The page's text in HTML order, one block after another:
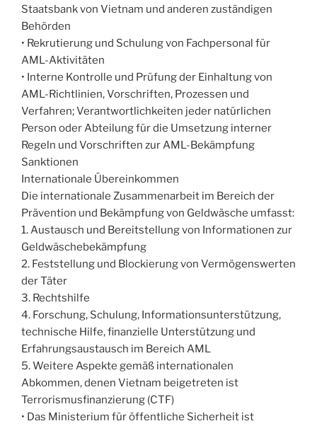
Staatsbank von Vietnam und anderen zuständigen
Behörden
• Rekrutierung und Schulung von Fachpersonal für
AML-Aktivitäten
• Interne Kontrolle und Prüfung der Einhaltung von
AML-Richtlinien, Vorschriften, Prozessen und
Verfahren; Verantwortlichkeiten jeder natürlichen
Person oder Abteilung für die Umsetzung interner
Regeln und Vorschriften zur AML-Bekämpfung
Sanktionen
Internationale Übereinkommen
Die internationale Zusammenarbeit im Bereich der
Prävention und Bekämpfung von Geldwäsche umfasst:
1. Austausch und Bereitstellung von Informationen zur
Geldwäschebekämpfung
2. Feststellung und Blockierung von Vermögenswerten
der Täter
3. Rechtshilfe
4. Forschung, Schulung, Informationsunterstützung,
technische Hilfe, finanzielle Unterstützung und
Erfahrungsaustausch im Bereich AML
5. Weitere Aspekte gemäß internationalen
Abkommen, denen Vietnam beigetreten ist
Terrorismusfinanzierung (CTF)
• Das Ministerium für öffentliche Sicherheit ist